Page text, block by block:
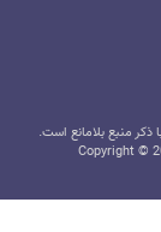
منبع بلامانع است.
Copyright ©